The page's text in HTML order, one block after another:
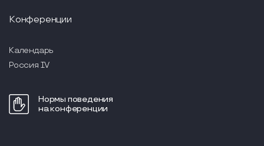
Конференции
Календарь
Россия IV
Нормы поведения
на конференции